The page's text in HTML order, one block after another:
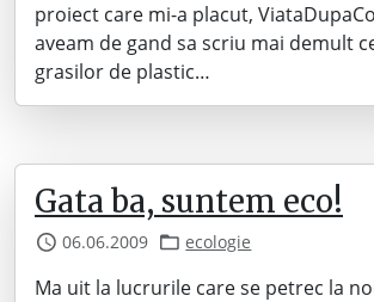
proiect care mi-a placut,
aveam de gand sa scriu mai demult
grasilor de plastic…
Gata ba, suntem eco!
06.06.2009 ecologie
Ma uit la lucrurile care se petrec la